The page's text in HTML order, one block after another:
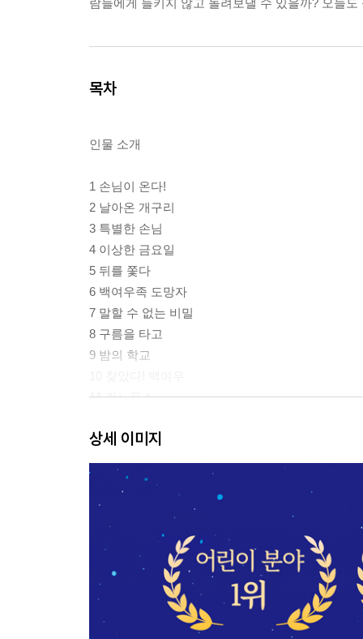
목차
인물 소개
1 손님이 온다!
2 날아온 개구리
3 특별한 손님
4 이상한 금요일
5 뒤를 쫓다
6 백여우족 도망자
7 말할 수 없는 비밀
8 구름을 타고
9 밤의 학교
11 카노푸스
13 안녕
작가의 말
상세 이미지